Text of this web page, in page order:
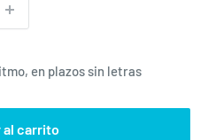
al carrito